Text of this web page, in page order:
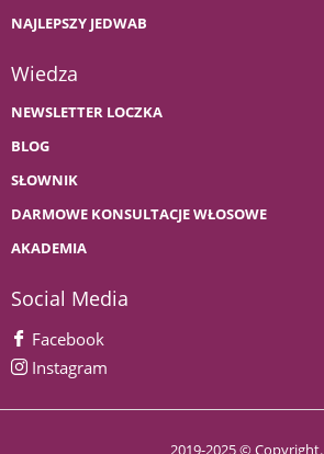
NAJLEPSZY JEDWAB
Wiedza
NEWSLETTER LOCZKA
BLOG
SŁOWNIK
DARMOWE KONSULTACJE WŁOSOWE
AKADEMIA
Social Media
Facebook
Instagram
2019-2025 © Copyright.